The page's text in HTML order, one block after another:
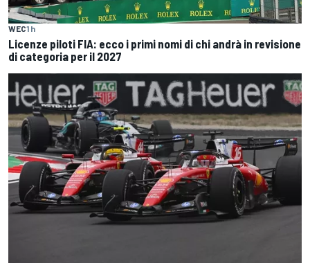
WEC1 h
Licenze piloti FIA: ecco i primi nomi di chi andrà in revisione
di categoria per il 2027